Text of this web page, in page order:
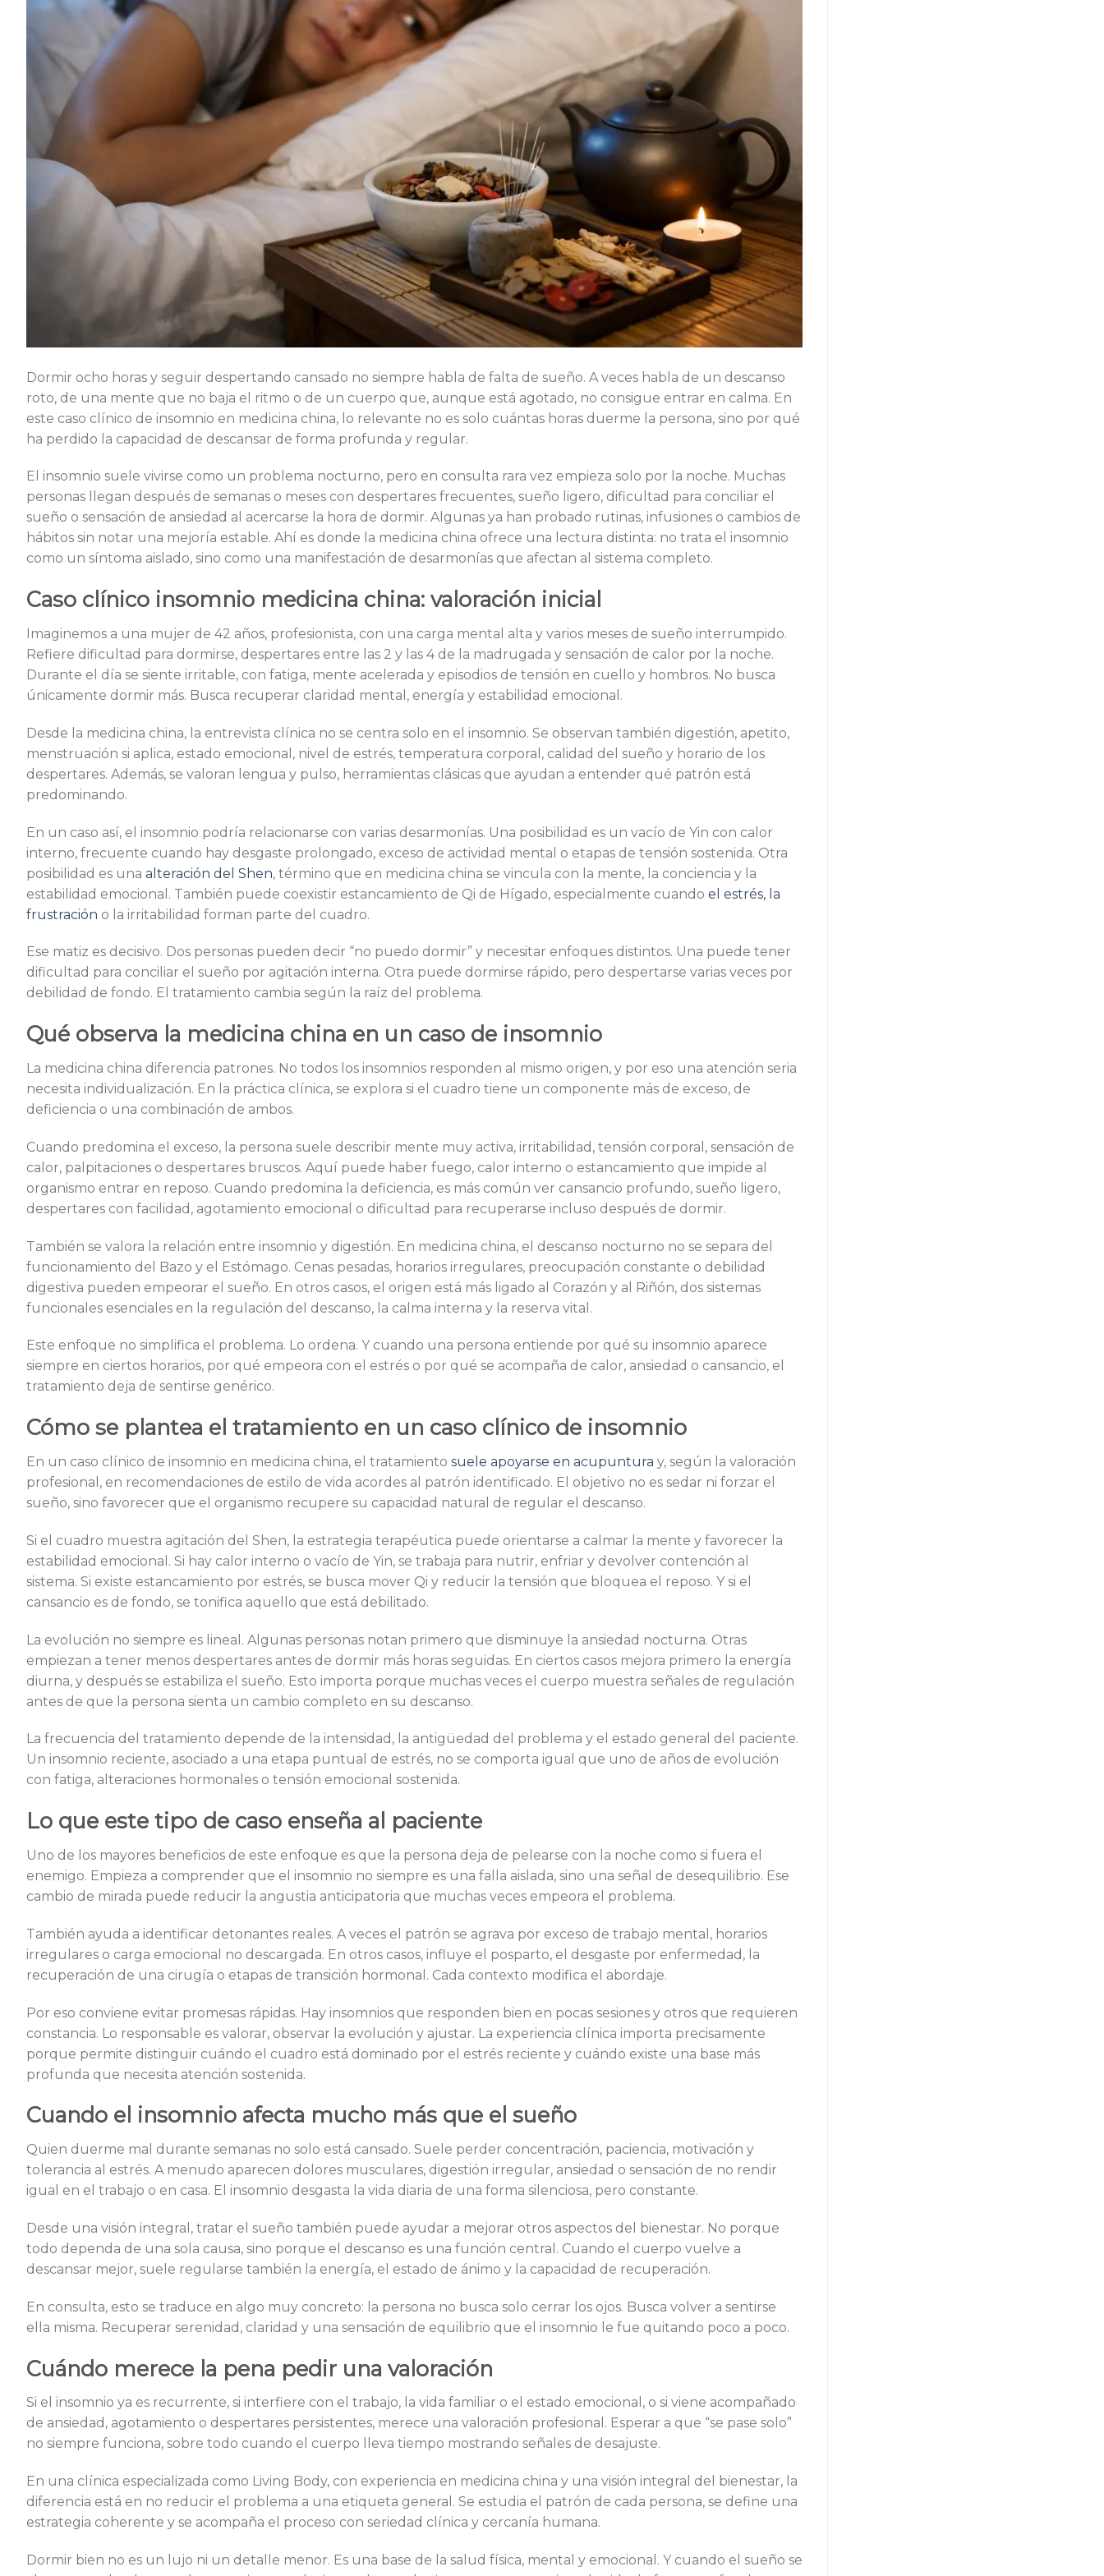
Dormir ocho horas y seguir despertando cansado no siempre habla de falta de sueño. A veces habla de un descanso
roto, de una mente que no baja el ritmo o de un cuerpo que, aunque está agotado, no consigue entrar en calma. En
este caso clínico de insomnio en medicina china, lo relevante no es solo cuántas horas duerme la persona, sino por qué
ha perdido la capacidad de descansar de forma profunda y regular.
El insomnio suele vivirse como un problema nocturno, pero en consulta rara vez empieza solo por la noche. Muchas
personas llegan después de semanas o meses con despertares frecuentes, sueño ligero, dificultad para conciliar el
sueño o sensación de ansiedad al acercarse la hora de dormir. Algunas ya han probado rutinas, infusiones o cambios de
hábitos sin notar una mejoría estable. Ahí es donde la medicina china ofrece una lectura distinta: no trata el insomnio
como un síntoma aislado, sino como una manifestación de desarmonías que afectan al sistema completo.
Caso clínico insomnio medicina china: valoración inicial
Imaginemos a una mujer de 42 años, profesionista, con una carga mental alta y varios meses de sueño interrumpido.
Refiere dificultad para dormirse, despertares entre las 2 y las 4 de la madrugada y sensación de calor por la noche.
Durante el día se siente irritable, con fatiga, mente acelerada y episodios de tensión en cuello y hombros. No busca
únicamente dormir más. Busca recuperar claridad mental, energía y estabilidad emocional.
Desde la medicina china, la entrevista clínica no se centra solo en el insomnio. Se observan también digestión, apetito,
menstruación si aplica, estado emocional, nivel de estrés, temperatura corporal, calidad del sueño y horario de los
despertares. Además, se valoran lengua y pulso, herramientas clásicas que ayudan a entender qué patrón está
predominando.
En un caso así, el insomnio podría relacionarse con varias desarmonías. Una posibilidad es un vacío de Yin con calor
interno, frecuente cuando hay desgaste prolongado, exceso de actividad mental o etapas de tensión sostenida. Otra
posibilidad es una alteración del Shen, término que en medicina china se vincula con la mente, la conciencia y la
estabilidad emocional. También puede coexistir estancamiento de Qi de Hígado, especialmente cuando el estrés, la
frustración o la irritabilidad forman parte del cuadro.
Ese matiz es decisivo. Dos personas pueden decir “no puedo dormir” y necesitar enfoques distintos. Una puede tener
dificultad para conciliar el sueño por agitación interna. Otra puede dormirse rápido, pero despertarse varias veces por
debilidad de fondo. El tratamiento cambia según la raíz del problema.
Qué observa la medicina china en un caso de insomnio
La medicina china diferencia patrones. No todos los insomnios responden al mismo origen, y por eso una atención seria
necesita individualización. En la práctica clínica, se explora si el cuadro tiene un componente más de exceso, de
deficiencia o una combinación de ambos.
Cuando predomina el exceso, la persona suele describir mente muy activa, irritabilidad, tensión corporal, sensación de
calor, palpitaciones o despertares bruscos. Aquí puede haber fuego, calor interno o estancamiento que impide al
organismo entrar en reposo. Cuando predomina la deficiencia, es más común ver cansancio profundo, sueño ligero,
despertares con facilidad, agotamiento emocional o dificultad para recuperarse incluso después de dormir.
También se valora la relación entre insomnio y digestión. En medicina china, el descanso nocturno no se separa del
funcionamiento del Bazo y el Estómago. Cenas pesadas, horarios irregulares, preocupación constante o debilidad
digestiva pueden empeorar el sueño. En otros casos, el origen está más ligado al Corazón y al Riñón, dos sistemas
funcionales esenciales en la regulación del descanso, la calma interna y la reserva vital.
Este enfoque no simplifica el problema. Lo ordena. Y cuando una persona entiende por qué su insomnio aparece
siempre en ciertos horarios, por qué empeora con el estrés o por qué se acompaña de calor, ansiedad o cansancio, el
tratamiento deja de sentirse genérico.
Cómo se plantea el tratamiento en un caso clínico de insomnio
En un caso clínico de insomnio en medicina china, el tratamiento suele apoyarse en acupuntura y, según la valoración
profesional, en recomendaciones de estilo de vida acordes al patrón identificado. El objetivo no es sedar ni forzar el
sueño, sino favorecer que el organismo recupere su capacidad natural de regular el descanso.
Si el cuadro muestra agitación del Shen, la estrategia terapéutica puede orientarse a calmar la mente y favorecer la
estabilidad emocional. Si hay calor interno o vacío de Yin, se trabaja para nutrir, enfriar y devolver contención al
sistema. Si existe estancamiento por estrés, se busca mover Qi y reducir la tensión que bloquea el reposo. Y si el
cansancio es de fondo, se tonifica aquello que está debilitado.
La evolución no siempre es lineal. Algunas personas notan primero que disminuye la ansiedad nocturna. Otras
empiezan a tener menos despertares antes de dormir más horas seguidas. En ciertos casos mejora primero la energía
diurna, y después se estabiliza el sueño. Esto importa porque muchas veces el cuerpo muestra señales de regulación
antes de que la persona sienta un cambio completo en su descanso.
La frecuencia del tratamiento depende de la intensidad, la antigüedad del problema y el estado general del paciente.
Un insomnio reciente, asociado a una etapa puntual de estrés, no se comporta igual que uno de años de evolución
con fatiga, alteraciones hormonales o tensión emocional sostenida.
Lo que este tipo de caso enseña al paciente
Uno de los mayores beneficios de este enfoque es que la persona deja de pelearse con la noche como si fuera el
enemigo. Empieza a comprender que el insomnio no siempre es una falla aislada, sino una señal de desequilibrio. Ese
cambio de mirada puede reducir la angustia anticipatoria que muchas veces empeora el problema.
También ayuda a identificar detonantes reales. A veces el patrón se agrava por exceso de trabajo mental, horarios
irregulares o carga emocional no descargada. En otros casos, influye el posparto, el desgaste por enfermedad, la
recuperación de una cirugía o etapas de transición hormonal. Cada contexto modifica el abordaje.
Por eso conviene evitar promesas rápidas. Hay insomnios que responden bien en pocas sesiones y otros que requieren
constancia. Lo responsable es valorar, observar la evolución y ajustar. La experiencia clínica importa precisamente
porque permite distinguir cuándo el cuadro está dominado por el estrés reciente y cuándo existe una base más
profunda que necesita atención sostenida.
Cuando el insomnio afecta mucho más que el sueño
Quien duerme mal durante semanas no solo está cansado. Suele perder concentración, paciencia, motivación y
tolerancia al estrés. A menudo aparecen dolores musculares, digestión irregular, ansiedad o sensación de no rendir
igual en el trabajo o en casa. El insomnio desgasta la vida diaria de una forma silenciosa, pero constante.
Desde una visión integral, tratar el sueño también puede ayudar a mejorar otros aspectos del bienestar. No porque
todo dependa de una sola causa, sino porque el descanso es una función central. Cuando el cuerpo vuelve a
descansar mejor, suele regularse también la energía, el estado de ánimo y la capacidad de recuperación.
En consulta, esto se traduce en algo muy concreto: la persona no busca solo cerrar los ojos. Busca volver a sentirse
ella misma. Recuperar serenidad, claridad y una sensación de equilibrio que el insomnio le fue quitando poco a poco.
Cuándo merece la pena pedir una valoración
Si el insomnio ya es recurrente, si interfiere con el trabajo, la vida familiar o el estado emocional, o si viene acompañado
de ansiedad, agotamiento o despertares persistentes, merece una valoración profesional. Esperar a que “se pase solo”
no siempre funciona, sobre todo cuando el cuerpo lleva tiempo mostrando señales de desajuste.
En una clínica especializada como Living Body, con experiencia en medicina china y una visión integral del bienestar, la
diferencia está en no reducir el problema a una etiqueta general. Se estudia el patrón de cada persona, se define una
estrategia coherente y se acompaña el proceso con seriedad clínica y cercanía humana.
Dormir bien no es un lujo ni un detalle menor. Es una base de la salud física, mental y emocional. Y cuando el sueño se